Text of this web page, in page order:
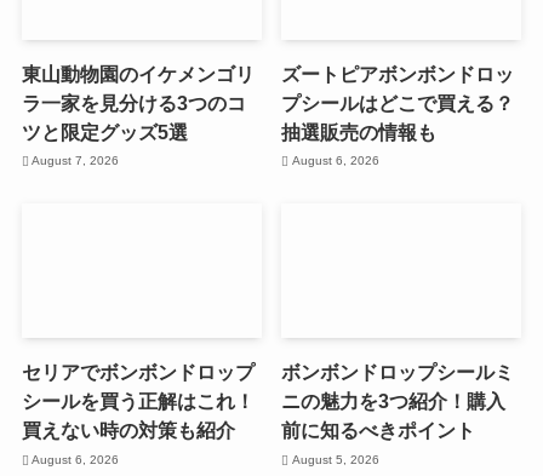
東山動物園のイケメンゴリ
ラ一家を見分ける3つのコ
ツと限定グッズ5選
August 7, 2026
ズートピアボンボンドロッ
プシールはどこで買える？
抽選販売の情報も
August 6, 2026
セリアでボンボンドロップ
シールを買う正解はこれ！
買えない時の対策も紹介
August 6, 2026
ボンボンドロップシールミ
ニの魅力を3つ紹介！購入
前に知るべきポイント
August 5, 2026